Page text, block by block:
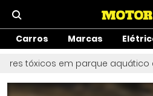
Carros Marcas
tóxicos em parque aquático